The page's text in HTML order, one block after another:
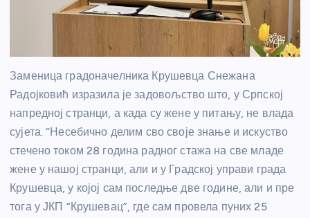
Заменица градоначелника Крушевца Снежана
Радојковић изразила је задовољство што, у Српској
напредној странци, а када су жене у питању, не влада
сујета. “Несебично делим сво своје знање и искуство
стечено током 28 година радног стажа на све младе
жене у нашој странци, али и у Градској управи града
Крушевца, у којој сам последње две године, али и пре
тога у ЈКП “Крушевац”, где сам провела пуних 25